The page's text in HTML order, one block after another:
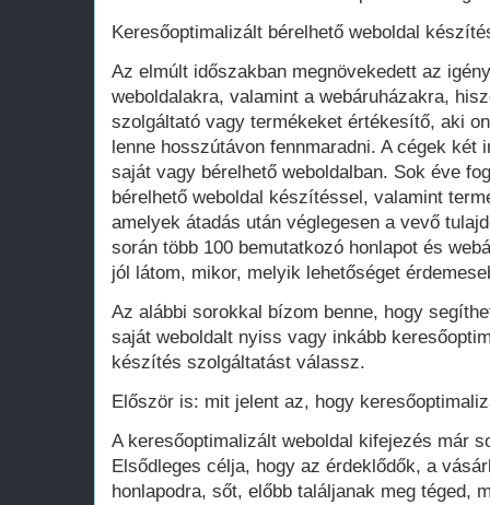
Keresőoptimalizált bérelhető weboldal
Az elmúlt időszakban megnövekedett az
weboldalakra, valamint a webáruházakra,
szolgáltató vagy termékeket értékesítő, aki
lenne hosszútávon fennmaradni. A cégek két
saját vagy bérelhető weboldalban. Sok éve
bérelhető weboldal készítéssel, valamint
amelyek átadás után véglegesen a vevő
során több 100 bemutatkozó honlapot és
jól látom, mikor, melyik lehetőséget
Az alábbi sorokkal bízom benne, hogy
saját weboldalt nyiss vagy inkább
készítés szolgáltatást válassz.
Először is: mit jelent az, hogy
A keresőoptimalizált weboldal kifejezés már
Elsődleges célja, hogy az érdeklődők, a
honlapodra, sőt, előbb találjanak meg téged,